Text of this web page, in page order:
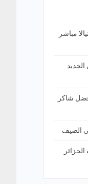
مباشر
شاكر
الصيف